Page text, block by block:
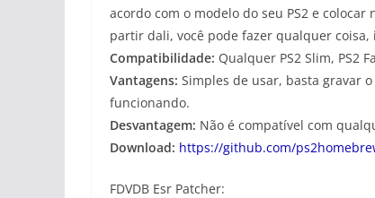
acordo com o modelo do seu PS2 e
partir dali, você pode fazer qualquer coisa,
Compatibilidade: Qualquer PS2 Slim, PS2
Vantagens: Simples de usar, basta gravar
funcionando.
Desvantagem: Não é compatível com
Download: https://github.com/
FDVDB Esr Patcher: